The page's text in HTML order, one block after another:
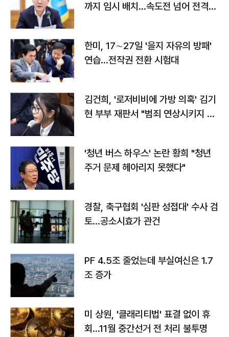
까지 임시 배치…속도전 넘어 전격
한미, 17∼27일 '을지 자유의 방패'
연습…전작권 전환 시험대
김건희, '로저비비에 가방 의혹' 김기
현 부부 재판서 "범죄 연상시키지 말
'청년 버스 하우스' 논란 황희 "청년
주거 문제 헤아리지 못했다"
경찰, 축구협회 '심판 성접대' 수사 검
토…공소시효가 관건
PF 4.5조 줄었는데 부실여신은 1.7
조 증가
미 상원, '클래리티법' 표결 없이 휴
회…11월 중간선거 전 처리 불투명